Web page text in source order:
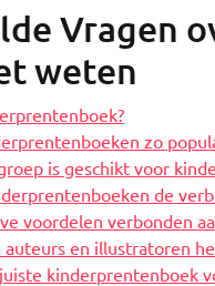
Vragen
weten
zo
is geschikt voor
de
voordelen verbonden
en illustratoren
kinderprentenboek